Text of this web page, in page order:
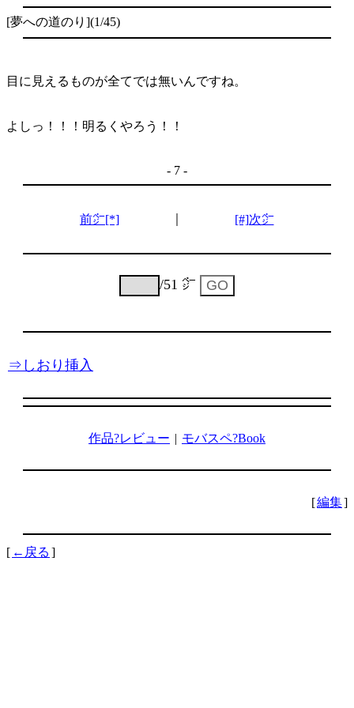
[夢への道のり](1/45)
目に見えるものが全てでは無いんですね。
よしっ！！！明るくやろう！！
- 7 -
前㌻[*] [#]次㌻
/51 ㌻
⇒しおり挿入
作品?レビュー | モバスペ?Book
[編集]
[ ←戻る ]